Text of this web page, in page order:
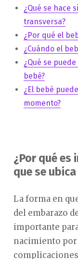
¿Qué se hace
transversa?
¿Por qué el
¿Cuándo el
¿Qué se
bebé?
¿El bebé
momento?
¿Por qué
que se
La forma en
del embarazo
importante
nacimiento